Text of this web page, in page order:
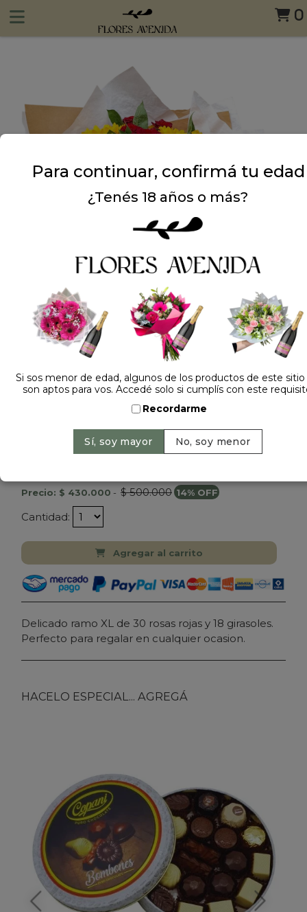
0
RAMO DE 30 FLORES ROSAS ROJAS
Precio: $ 430.000 - $ 500.000 14% OFF
Cantidad:
Agregar al carrito
Delicado ramo XL de 30 rosas rojas y 18 girasoles.
Perfecto para regalar en cualquier ocasion.
HACELO ESPECIAL... AGREGÁ
Para continuar, confirmá tu edad
¿Tenés 18 años o más?
Si sos menor de edad, algunos de los productos de este
son aptos para vos. Accedé solo si cumplís con este
Recordarme